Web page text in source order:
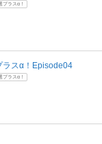
プラスα！
ラスα！Episode04
プラスα！